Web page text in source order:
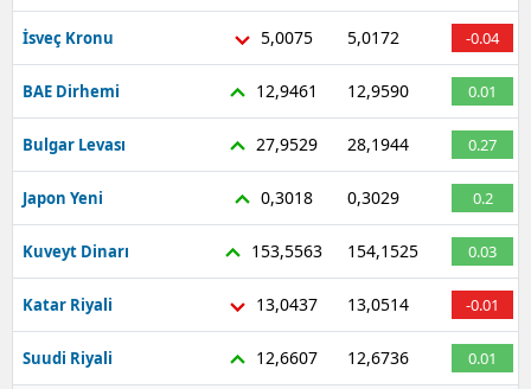
İsveç Kronu 5,0075 5,0172 -0.04
BAE Dirhemi 12,9461 12,9590 0.01
Bulgar Levası 27,9529 28,1944 0.27
Japon Yeni 0,3018 0,3029 0.2
Kuveyt Dinarı 153,5563 154,1525 0.03
Katar Riyali 13,0437 13,0514 -0.01
Suudi Riyali 12,6607 12,6736 0.01